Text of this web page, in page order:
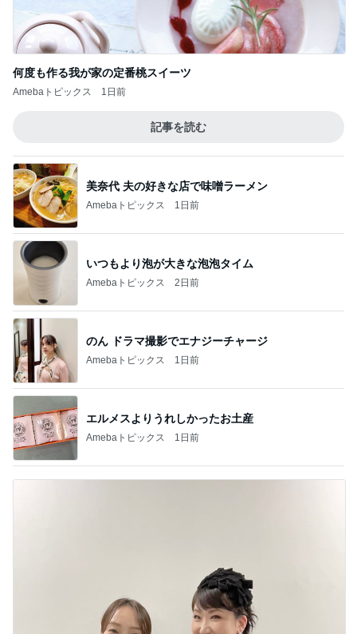
何度も作る我が家の定番桃スイーツ
Amebaトピックス 1日前
記事を読む
美奈代 夫の好きな店で味噌ラーメン
Amebaトピックス 1日前
いつもより泡が大きな泡泡タイム
Amebaトピックス 2日前
のん ドラマ撮影でエナジーチャージ
Amebaトピックス 1日前
エルメスよりうれしかったお土産
Amebaトピックス 1日前